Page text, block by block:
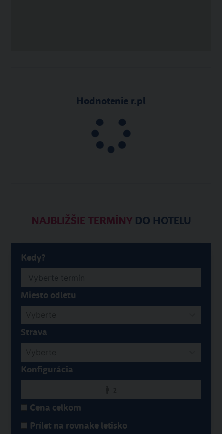
Hodnotenie r.pl
NAJBLIŽŠIE TERMÍNYDO HOTELU
Kedy?
Miesto odletu
Strava
Konfigurácia
Cena celkom
Prílet na rovnake letisko